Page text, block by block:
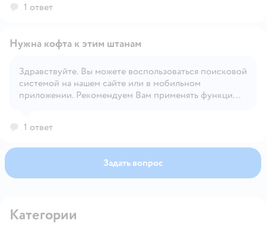
1 ответ
Открыть вопрос
Нужна кофта к этим штанам
Здравствуйте. Вы можете воспользоваться поисковой
системой на нашем сайте или в мобильном
приложении. Рекомендуем Вам применять функцию
1 ответ
Задать вопрос
Категории